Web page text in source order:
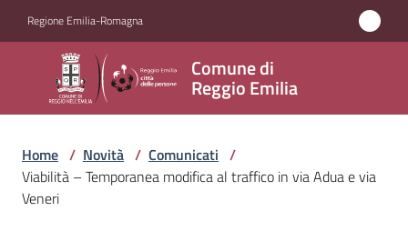
Regione Emilia-Romagna
Comune di
Reggio Emilia
Comune
di
Reggio
Emilia
Home / Novità / Comunicati /
Viabilità – Temporanea modifica al traffico in via Adua e via
Veneri